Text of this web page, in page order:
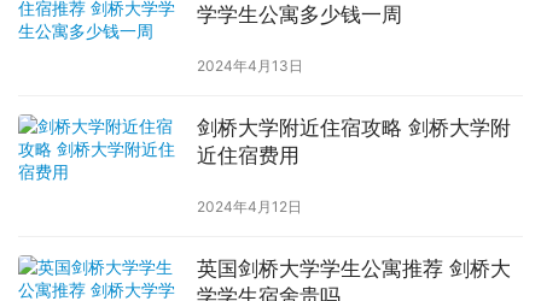
学学生公寓多少钱一周
2024年4月13日
剑桥大学附近住宿攻略 剑桥大学附
近住宿费用
2024年4月12日
英国剑桥大学学生公寓推荐 剑桥大